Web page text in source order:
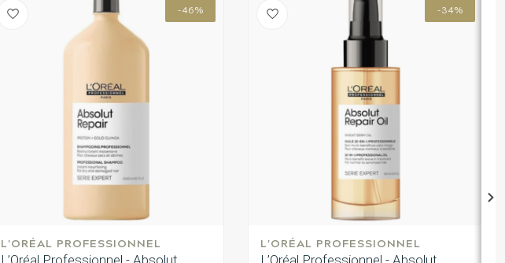
-46%
L'ORÉAL PROFESSIONNEL
-34%
L'ORÉAL PROFESSIONNEL